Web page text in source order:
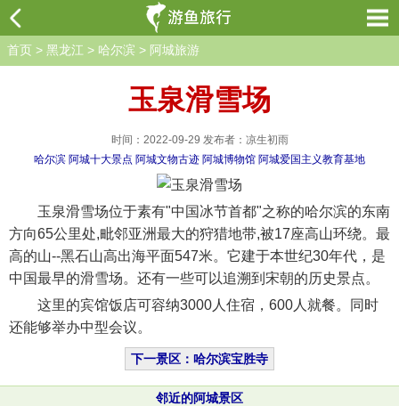
首页 > 黑龙江 > 哈尔滨 > 阿城旅游
玉泉滑雪场
时间：2022-09-29 发布者：凉生初雨
哈尔滨 阿城十大景点 阿城文物古迹 阿城博物馆 阿城爱国主义教育基地
玉泉滑雪场位于素有"中国冰节首都"之称的哈尔滨的东南
方向65公里处,毗邻亚洲最大的狩猎地带,被17座高山环绕。最
高的山--黑石山高出海平面547米。它建于本世纪30年代，是
中国最早的滑雪场。还有一些可以追溯到宋朝的历史景点。
这里的宾馆饭店可容纳3000人住宿，600人就餐。同时
还能够举办中型会议。
下一景区：哈尔滨宝胜寺
邻近的阿城景区